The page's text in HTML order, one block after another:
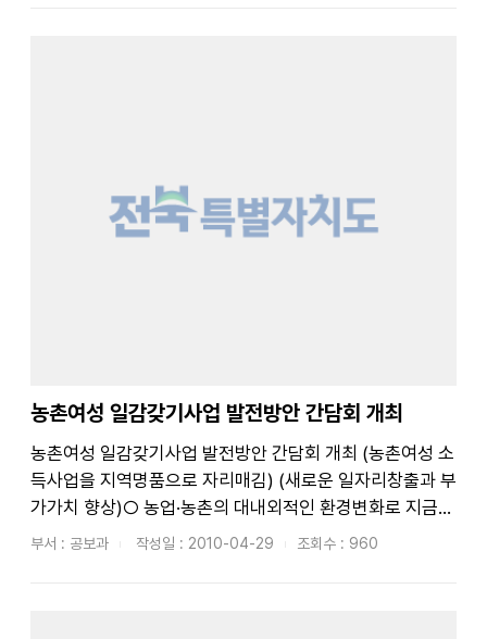
농촌여성 일감갖기사업 발전방안 간담회 개최
농촌여성 일감갖기사업 발전방안 간담회 개최 (농촌여성 소
득사업을 지역명품으로 자리매김) (새로운 일자리창출과 부
가가치 향상)○ 농업·농촌의 대내외적인 환경변화로 지금까
지 전통식품을 기반으로소규모 농산물가공으로 농가소득활
부서 : 공보과 작성일 : 2010-04-29 조회수 : 960